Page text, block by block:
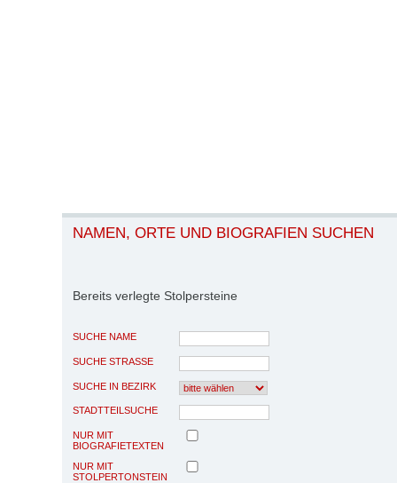
NAMEN, ORTE UND BIOGRAFIEN SUCHEN
Bereits verlegte Stolpersteine
SUCHE NAME
SUCHE STRASSE
SUCHE IN BEZIRK
STADTTEILSUCHE
NUR MIT
BIOGRAFIETEXTEN
NUR MIT
STOLPERTONSTEIN